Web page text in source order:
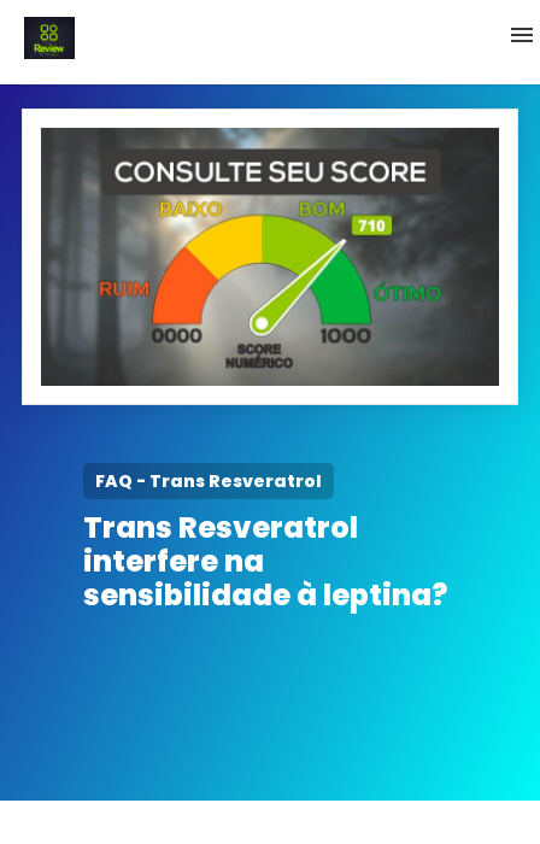
INICIO
Termo e Condições
Política Privacidade
SOBRE NÓS
FAQ - Trans Resveratrol
Trans Resveratrol
interfere na
sensibilidade à leptina?